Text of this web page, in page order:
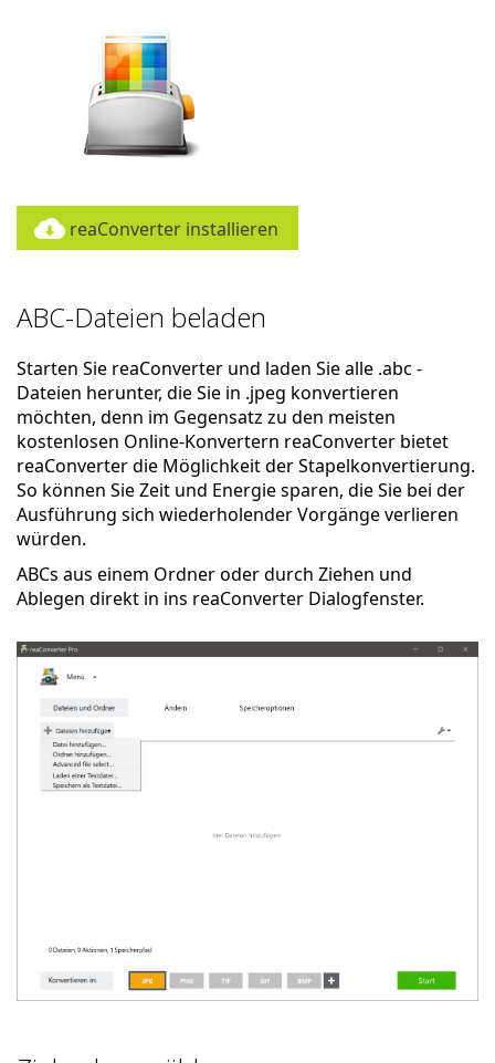
reaConverter installieren
ABC-Dateien beladen
Starten Sie reaConverter und laden Sie alle .abc -
Dateien herunter, die Sie in .jpeg konvertieren
möchten, denn im Gegensatz zu den meisten
kostenlosen Online-Konvertern reaConverter bietet
reaConverter die Möglichkeit der Stapelkonvertierung.
So können Sie Zeit und Energie sparen, die Sie bei der
Ausführung sich wiederholender Vorgänge verlieren
würden.
ABCs aus einem Ordner oder durch Ziehen und
Ablegen direkt in ins reaConverter Dialogfenster.